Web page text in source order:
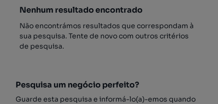
Nenhum resultado encontrado
Não encontrámos resultados que correspondam à
sua pesquisa. Tente de novo com outros critérios
de pesquisa.
Pesquisa um negócio perfeito?
Guarde esta pesquisa e informá-lo(a)-emos quando